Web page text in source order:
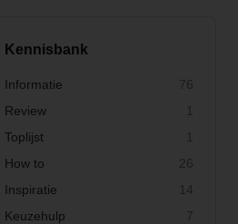
Kennisbank
Informatie
76
Review
Toplijst
How to
26
Inspiratie
14
Keuzehulp
7